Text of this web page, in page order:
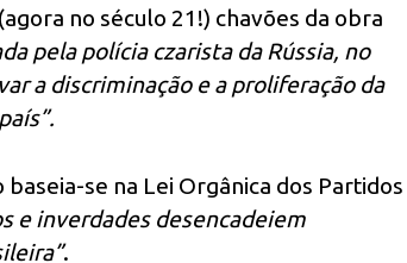
no século 21!) chavões da obra
pela polícia czarista da Rússia, no
a discriminação e a proliferação da
se na Lei Orgânica dos Partidos
e inverdades desencadeiem
.